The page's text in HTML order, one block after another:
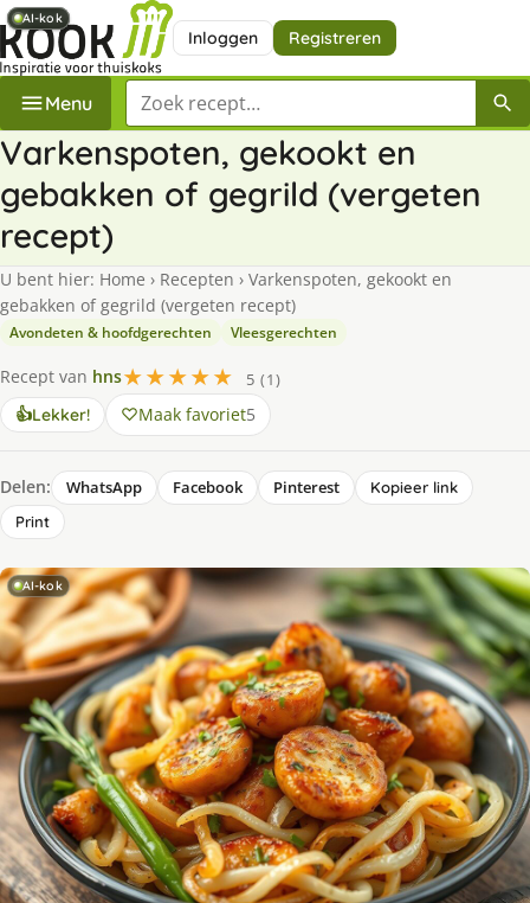
Inloggen Registreren
Menu Zoek een recept
Varkenspoten, gekookt en
gebakken of gegrild (vergeten
recept)
U bent hier: Home › Recepten › Varkenspoten, gekookt en
gebakken of gegrild (vergeten recept)
Avondeten & hoofdgerechten Vleesgerechten
Recept van hns★★★★★
5 (1)
👍Lekker! Maak favoriet5
Delen: WhatsApp Facebook Pinterest
Kopieer link
Print
AI-kok
AI-kok
AI-kok
AI-kok